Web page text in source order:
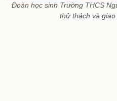
Đoàn học sinh Trường THCS
thử thách và